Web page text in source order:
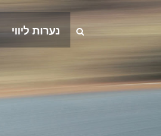
נערות ליווי